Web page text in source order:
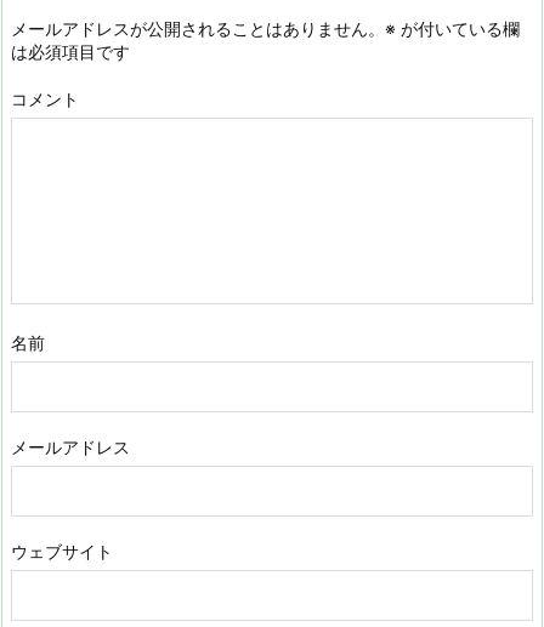
メールアドレスが公開されることはありません。 ※ が付いている欄
は必須項目です
コメント
名前
メールアドレス
ウェブサイト